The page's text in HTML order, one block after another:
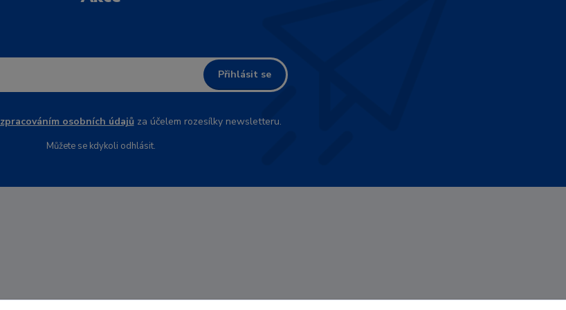
Přihlásit se
zpracováním osobních údajůza účelem rozesílky newsletteru.
Můžete se kdykoli odhlásit.